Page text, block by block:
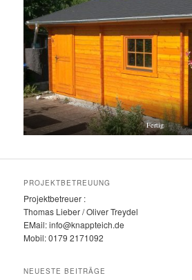
Fertig
PROJEKTBETREUUNG
Projektbetreuer :
Thomas Lieber / Oliver Treydel
EMail: info@knappteich.de
Mobil: 0179 2171092
NEUESTE BEITRÄGE